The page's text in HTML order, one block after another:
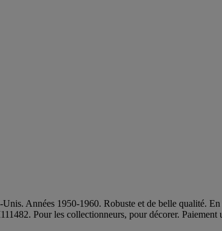
Années 1950-1960. Robuste et de belle qualité.
Pour les collectionneurs, pour décorer.